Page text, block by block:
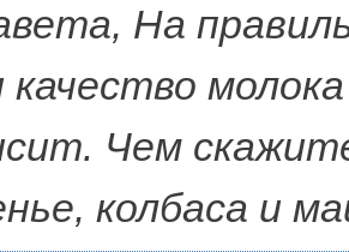
На
качество
Чем
колбаса и